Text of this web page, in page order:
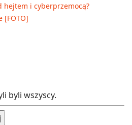
hejtem i cyberprzemocą?
[FOTO]
byli wszyscy.